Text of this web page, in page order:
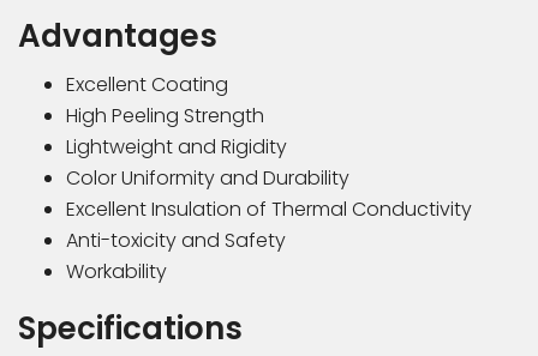
MEDIA
CO.,LTD.
rights
reserved.
Advantages
Excellent Coating
High Peeling Strength
Lightweight and Rigidity
Color Uniformity and Durability
Excellent Insulation of Thermal Conductivity
Anti-toxicity and Safety
Workability
Specifications